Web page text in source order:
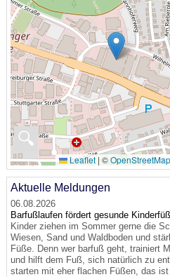
🔍
Leaflet | ©OpenStreetMap
Aktuelle Meldungen
06.08.2026
Barfußlaufen fördert gesunde
Kinder ziehen im Sommer gerne die
Wiesen, Sand und Waldboden und
Füße. Denn wer barfuß geht, trainiert
und hilft dem Fuß, sich natürlich zu
starten mit eher flachen Füßen, das ist